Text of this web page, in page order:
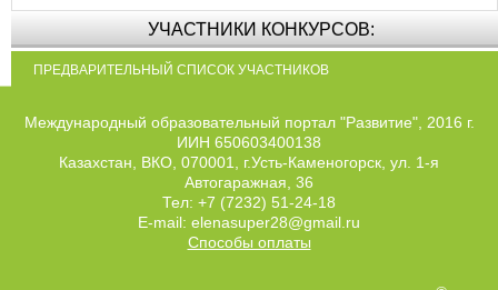
УЧАСТНИКИ КОНКУРСОВ:
ПРЕДВАРИТЕЛЬНЫЙ СПИСОК УЧАСТНИКОВ
Международный образовательный портал "Развитие", 2016 г.
ИИН 650603400138
Казахстан, ВКО, 070001, г.Усть-Каменогорск, ул. 1-я
Автогаражная, 36
Тел: +7 (7232) 51-24-18
E-mail: elenasuper28@gmail.ru
Способы оплаты